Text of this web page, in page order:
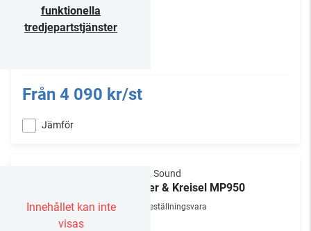
funktionella
tredjepartstjänster
Från 4 090 kr/st
Jämför
Innehållet kan inte
visas
M&K Sound
Miller & Kreisel MP950
Beställningsvara